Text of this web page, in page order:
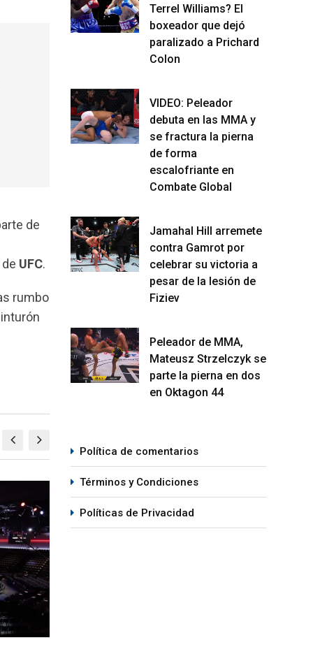
de
UFC.
rumbo
ONE
MMA
Terrel Williams? El
boxeador que dejó
paralizado a Prichard
Colon
VIDEO: Peleador
debuta en las MMA y
se fractura la pierna
de forma
escalofriante en
Combate Global
Jamahal Hill arremete
contra Gamrot por
celebrar su victoria a
pesar de la lesión de
Fiziev
Peleador de MMA,
Mateusz Strzelczyk se
parte la pierna en dos
en Oktagon 44
Política de comentarios
Términos y Condiciones
Políticas de Privacidad